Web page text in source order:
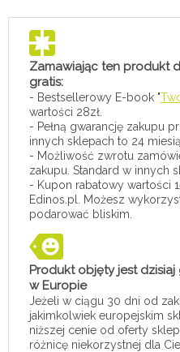
Zamawiając ten produkt
gratis:
- Bestsellerowy E-book "
wartości 28zł.
- Pełną gwarancję zakupu
innych sklepach to 24
- Możliwość zwrotu
zakupu. Standard w innych
- Kupon rabatowy wartości
Edinos.pl. Możesz
podarować bliskim.
Produkt objęty jest
w Europie
Jeżeli w ciągu 30 dni od
jakimkolwiek europejskim
niższej cenie od oferty
różnicę niekorzystnej dla